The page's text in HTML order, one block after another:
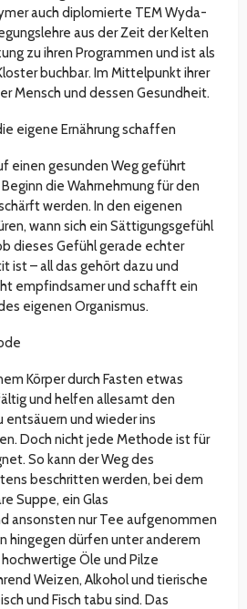
auch diplomierte TEM Wyda-
aus der Zeit der Kelten
zu ihren Programmen und ist als
buchbar. Im Mittelpunkt ihrer
Mensch und dessen Gesundheit.
eigene Ernährung schaffen
einen gesunden Weg geführt
die Wahrnehmung für den
werden. In den eigenen
wann sich ein Sättigungsgefühl
dieses Gefühl gerade echter
ist – all das gehört dazu und
empfindsamer und schafft ein
eigenen Organismus.
Körper durch Fasten etwas
und helfen allesamt den
entsäuern und wieder ins
Doch nicht jede Methode ist für
So kann der Weg des
beschritten werden, bei dem
Suppe, ein Glas
ansonsten nur Tee aufgenommen
hingegen dürfen unter anderem
Öle und Pilze
Weizen, Alkohol und tierische
und Fisch tabu sind. Das